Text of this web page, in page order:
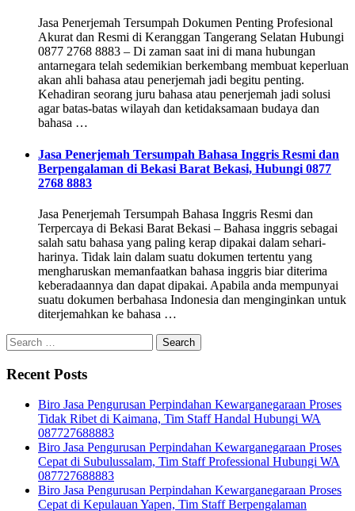
Jasa Penerjemah Tersumpah Dokumen Penting Profesional
Akurat dan Resmi di Keranggan Tangerang Selatan Hubungi
0877 2768 8883 – Di zaman saat ini di mana hubungan
antarnegara telah sedemikian berkembang membuat keperluan
akan ahli bahasa atau penerjemah jadi begitu penting.
Kehadiran seorang juru bahasa atau penerjemah jadi solusi
agar batas-batas wilayah dan ketidaksamaan budaya dan
bahasa …
Jasa Penerjemah Tersumpah Bahasa Inggris Resmi dan
Berpengalaman di Bekasi Barat Bekasi, Hubungi 0877
2768 8883
Jasa Penerjemah Tersumpah Bahasa Inggris Resmi dan
Terpercaya di Bekasi Barat Bekasi – Bahasa inggris sebagai
salah satu bahasa yang paling kerap dipakai dalam sehari-
harinya. Tidak lain dalam suatu dokumen tertentu yang
mengharuskan memanfaatkan bahasa inggris biar diterima
keberadaannya dan dapat dipakai. Apabila anda mempunyai
suatu dokumen berbahasa Indonesia dan menginginkan untuk
diterjemahkan ke bahasa …
Search
for:
Recent Posts
Biro Jasa Pengurusan Perpindahan Kewarganegaraan Proses
Tidak Ribet di Kaimana, Tim Staff Handal Hubungi WA
087727688883
Biro Jasa Pengurusan Perpindahan Kewarganegaraan Proses
Cepat di Subulussalam, Tim Staff Professional Hubungi WA
087727688883
Biro Jasa Pengurusan Perpindahan Kewarganegaraan Proses
Cepat di Kepulauan Yapen, Tim Staff Berpengalaman